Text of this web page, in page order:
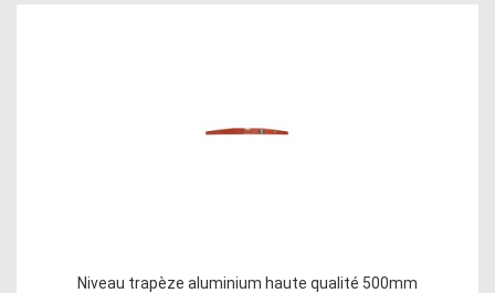
Niveau trapèze aluminium haute qualité 500mm